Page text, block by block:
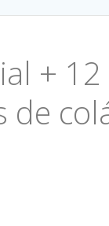
+ 12
de